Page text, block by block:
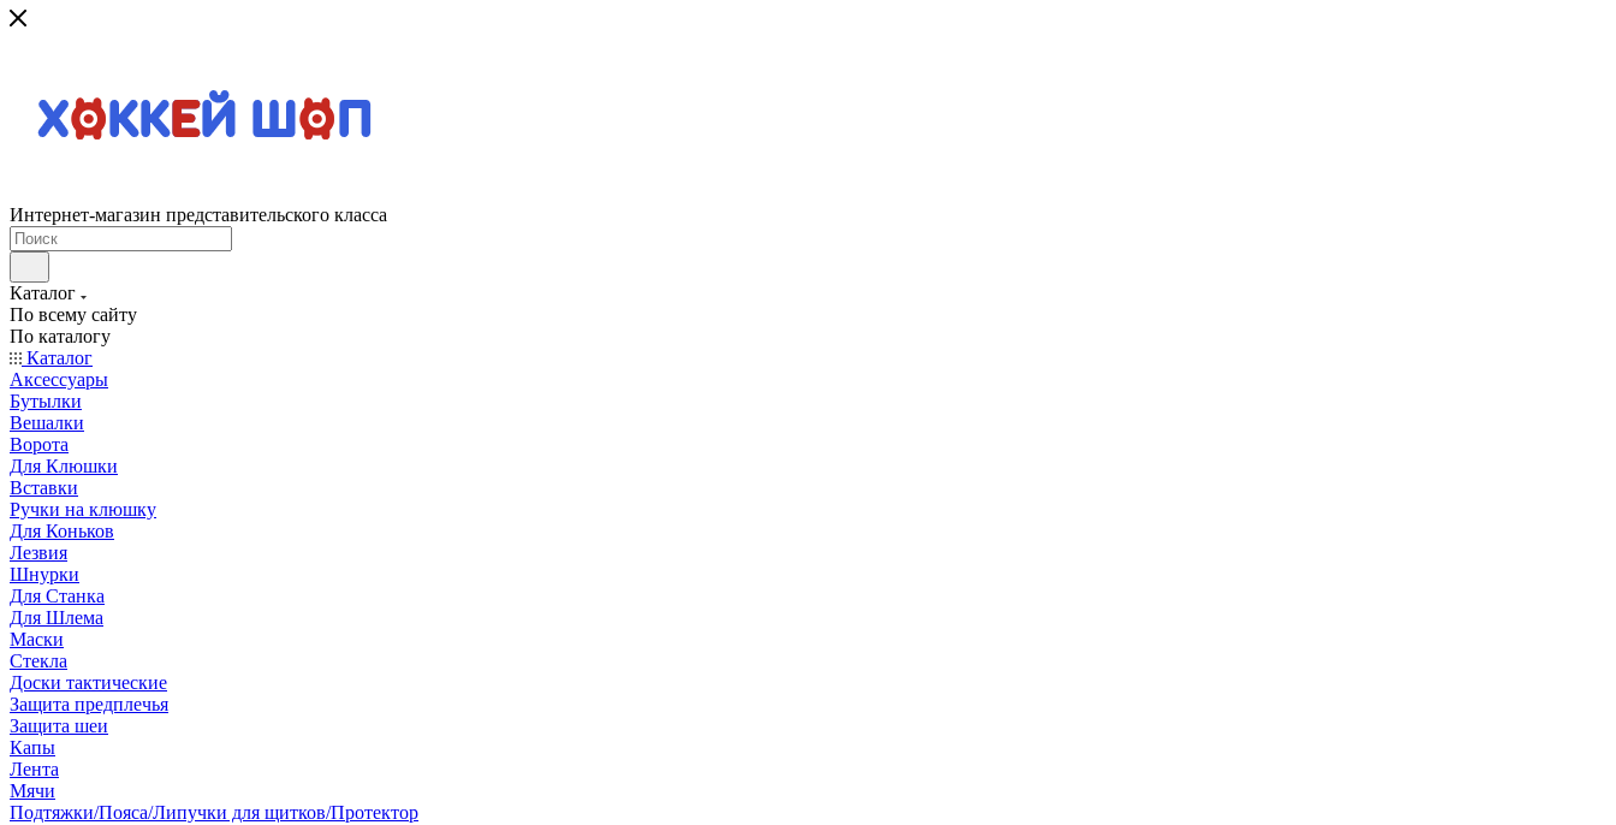
Интернет-магазин представительского класса
Каталог
По всему сайту
По каталогу
Каталог
Аксессуары
Бутылки
Вешалки
Ворота
Для Клюшки
Вставки
Ручки на клюшку
Для Коньков
Лезвия
Шнурки
Для Станка
Для Шлема
Маски
Стекла
Доски тактические
Защита предплечья
Защита шеи
Капы
Лента
Мячи
Подтяжки/Пояса/Липучки для щитков/Протектор